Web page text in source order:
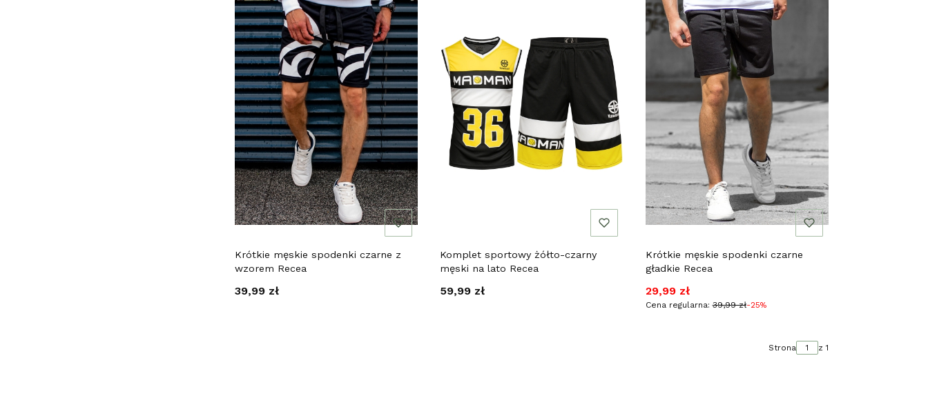
Krótkie męskie spodenki czarne z
wzorem Recea
Cena
39,99 zł
Komplet sportowy żółto-czarny
męski na lato Recea
Cena
59,99 zł
Krótkie męskie spodenki czarne
gładkie Recea
Cena promocyjna
29,99 zł
Cena regularna: 39,99 zł-25%
Strona z 1